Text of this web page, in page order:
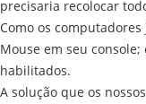
precisaria recolocar
Como os
Mouse em seu
habilitados.
A solução que os